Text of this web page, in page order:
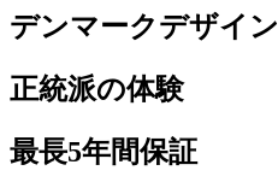
デンマークデザイン
正統派の体験
最長5年間保証